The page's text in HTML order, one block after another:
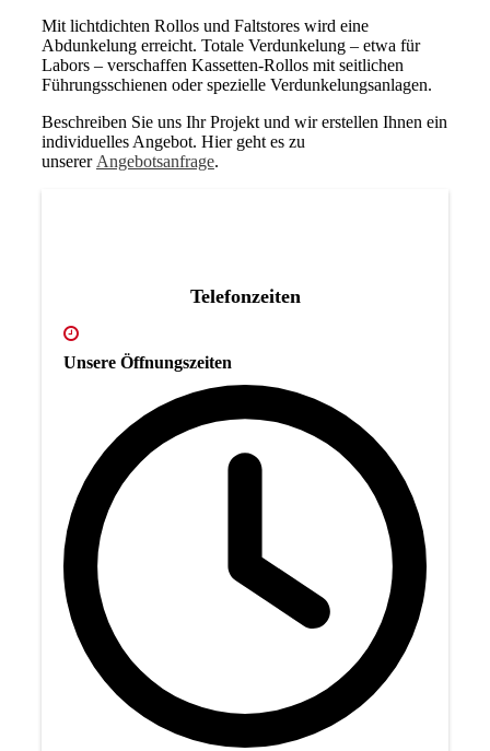
Mit lichtdichten Rollos und Faltstores wird eine
Abdunkelung erreicht. Totale Verdunkelung – etwa für
Labors – verschaffen Kassetten-Rollos mit seitlichen
Führungsschienen oder spezielle Verdunkelungsanlagen.
Beschreiben Sie uns Ihr Projekt und wir erstellen Ihnen ein
individuelles Angebot. Hier geht es zu
unserer Angebotsanfrage.
Telefonzeiten
Unsere Öffnungszeiten